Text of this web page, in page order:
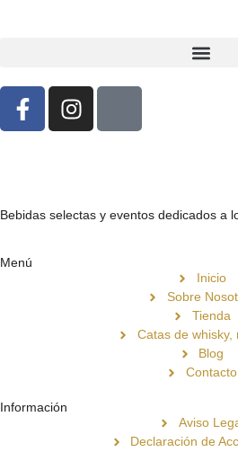
Bebidas selectas y eventos dedicados a
Menú
Inicio
Sobre
Tienda
Catas de whisky,
Blog
Contacto
Información
Aviso
Declaración de